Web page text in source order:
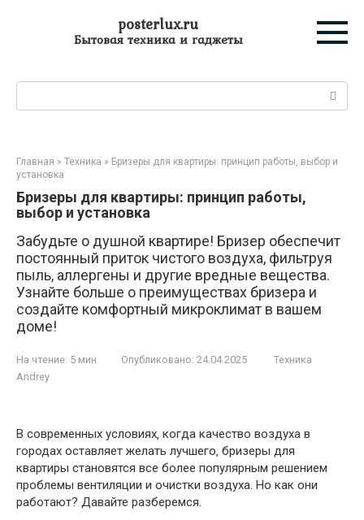
posterlux.ru
Бытовая техника и гаджеты
Главная » Техника » Бризеры для квартиры: принцип работы, выбор и
установка
Бризеры для квартиры: принцип работы,
выбор и установка
Забудьте о душной квартире! Бризер обеспечит
постоянный приток чистого воздуха, фильтруя
пыль, аллергены и другие вредные вещества.
Узнайте больше о преимуществах бризера и
создайте комфортный микроклимат в вашем
доме!
На чтение: 5 мин Опубликовано: 24.04.2025
Техника
Andrey
В современных условиях‚ когда качество воздуха в
городах оставляет желать лучшего‚ бризеры для
квартиры становятся все более популярным решением
проблемы вентиляции и очистки воздуха. Но как они
работают? Давайте разберемся.